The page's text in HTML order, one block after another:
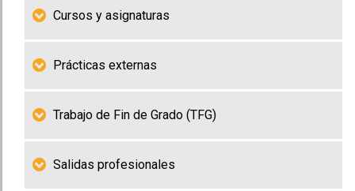
Cursos y asignaturas
Prácticas externas
Trabajo de Fin de Grado (TFG)
Salidas profesionales